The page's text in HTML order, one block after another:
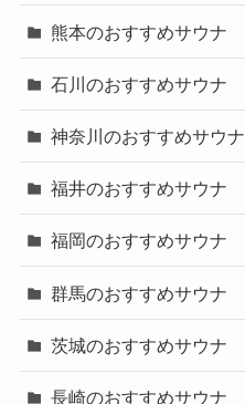
熊本のおすすめサウナ
石川のおすすめサウナ
神奈川のおすすめサウナ
福井のおすすめサウナ
福岡のおすすめサウナ
群馬のおすすめサウナ
茨城のおすすめサウナ
長崎のおすすめサウナ